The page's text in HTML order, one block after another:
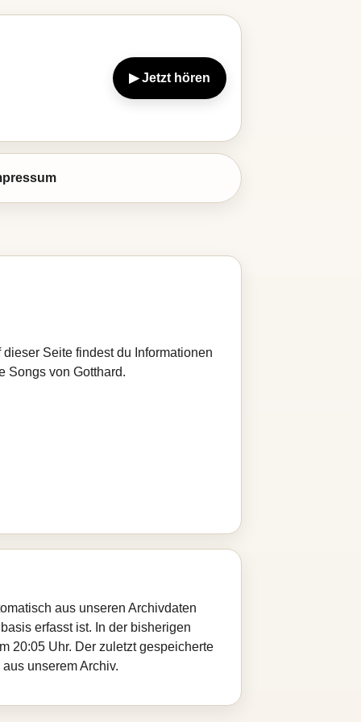
▶ Jetzt hören
Seite findest du Informationen
Songs von Gotthard.
aus unseren Archivdaten
erfasst ist. In der bisherigen
20:05 Uhr. Der zuletzt gespeicherte
unserem Archiv.